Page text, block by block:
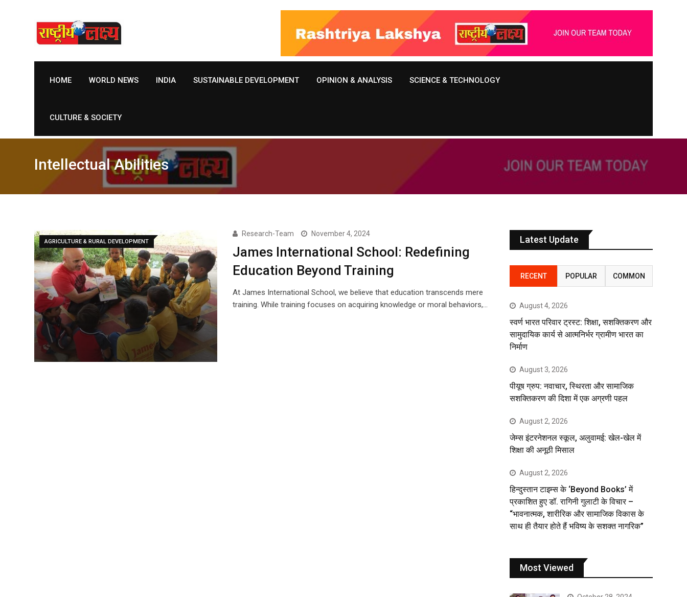
HOME WORLD NEWS INDIA SUSTAINABLE DEVELOPMENT OPINION & ANALYSIS SCIENCE & TECHNOLOGY
CULTURE & SOCIETY
Intellectual Abilities
AGRICULTURE & RURAL DEVELOPMENT
Research-Team November 4, 2024
James International School: Redefining
Education Beyond Training
At James International School, we believe that education transcends mere
training. While training focuses on acquiring knowledge or moral behaviors,…
Latest Update
RECENT POPULAR COMMON
August 4, 2026
स्वर्ण भारत परिवार ट्रस्ट: शिक्षा, सशक्तिकरण और
सामुदायिक कार्य से आत्मनिर्भर ग्रामीण भारत का
निर्माण
August 3, 2026
पीयूष ग्रुप: नवाचार, स्थिरता और सामाजिक
सशक्तिकरण की दिशा में एक अग्रणी पहल
August 2, 2026
जेम्स इंटरनेशनल स्कूल, अलुवामई: खेल-खेल में
शिक्षा की अनूठी मिसाल
August 2, 2026
हिन्दुस्तान टाइम्स के ‘Beyond Books’ में
प्रकाशित हुए डॉ. रागिनी गुलाटी के विचार –
“भावनात्मक, शारीरिक और सामाजिक विकास के
साथ ही तैयार होते हैं भविष्य के सशक्त नागरिक”
Most Viewed